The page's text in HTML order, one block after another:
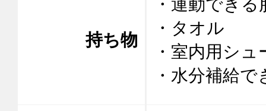
持ち物
・運動できる
・タオル
・室内用シュ
・水分補給